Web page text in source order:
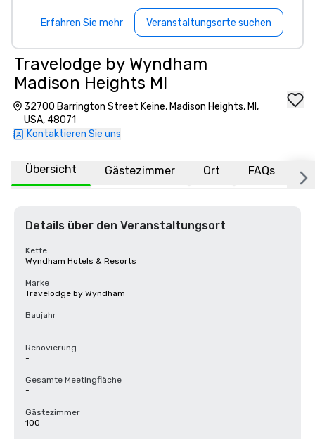
Erfahren Sie mehr Veranstaltungsorte suchen
Travelodge by Wyndham
Madison Heights MI
32700 Barrington Street Keine, Madison Heights, MI,
USA, 48071
Kontaktieren Sie uns
Übersicht Gästezimmer Ort FAQs
Details über den Veranstaltungsort
Kette
Wyndham Hotels & Resorts
Marke
Travelodge by Wyndham
Baujahr
-
Renovierung
-
Gesamte Meetingfläche
-
Gästezimmer
100